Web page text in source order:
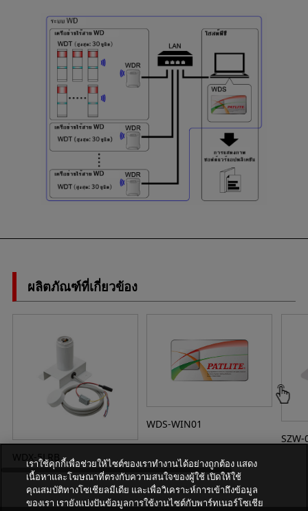
ผลิตภัณฑ์ที่เกี่ยวข้อง
WDX-5LRB
WDS-WIN01
SZW-
เราใช้คุกกี้เพื่อช่วยให้ไซต์ของเราทำงานได้อย่างถูกต้อง แสดง
เนื้อหาและโฆษณาที่ตรงกับความสนใจของผู้ใช้ เปิดให้ใช้
คุณสมบัติทางโซเชียลมีเดีย และเพื่อวิเคราะห์การเข้าถึงข้อมูล
ของเรา เรายังแบ่งปันข้อมูลการใช้งานไซต์กับพาร์ทเนอร์โซเชีย